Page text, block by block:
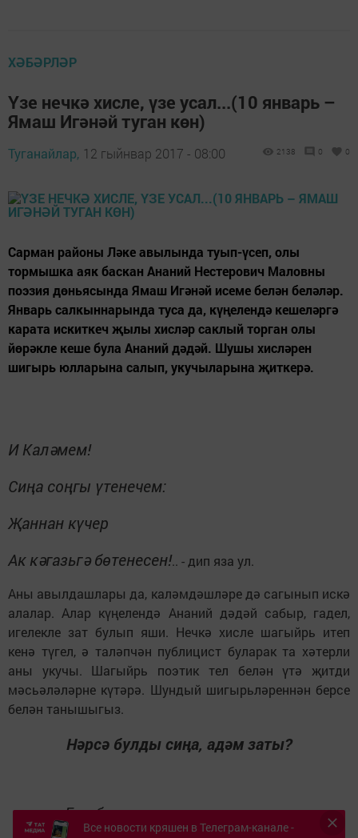
ХӘБӘРЛӘР
Үзе нечкә хисле, үзе усал...(10 январь –
Ямаш Игәнәй туган көн)
Туганайлар, 12 гыйнвар 2017 - 08:00 2138 0 0
Сарман районы Ләке авылында туып-үсеп, олы
тормышка аяк баскан Ананий Нестерович Маловны
поэзия дөньясында Ямаш Игәнәй исеме белән беләләр.
Январь салкыннарында туса да, күңелендә кешеләргә
карата искиткеч җылы хисләр саклый торган олы
йөрәкле кеше була Ананий дәдәй. Шушы хисләрен
шигырь юлларына салып, укучыларына җиткерә.
И Каләмем!
Сиңа соңгы үтенечем:
Җаннан күчер
Ак кәгазьгә бөтенесен!.. - дип яза ул.
Аны авылдашлары да, каләмдәшләре дә сагынып искә
алалар. Алар күңелендә Ананий дәдәй сабыр, гадел,
игелекле зат булып яши. Нечкә хисле шагыйрь итеп
кенә түгел, ә таләпчән публицист буларак та хәтерли
аны укучы. Шагыйрь поэтик тел белән үтә җитди
мәсьәләләрне күтәрә. Шундый шигырьләреннән берсе
белән танышыгыз.
Нәрсә булды сиңа, адәм заты?
Бер-береңне, адәм, үтермә, дип,
Все новости кряшен в Телеграм-канале -